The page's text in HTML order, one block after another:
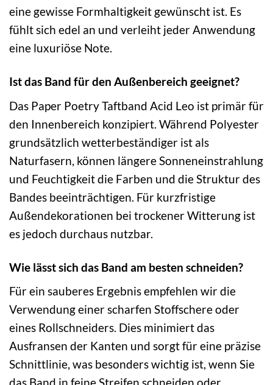
eine gewisse Formhaltigkeit gewünscht ist. Es
fühlt sich edel an und verleiht jeder Anwendung
eine luxuriöse Note.
Ist das Band für den Außenbereich geeignet?
Das Paper Poetry Taftband Acid Leo ist primär für
den Innenbereich konzipiert. Während Polyester
grundsätzlich wetterbeständiger ist als
Naturfasern, können längere Sonneneinstrahlung
und Feuchtigkeit die Farben und die Struktur des
Bandes beeinträchtigen. Für kurzfristige
Außendekorationen bei trockener Witterung ist
es jedoch durchaus nutzbar.
Wie lässt sich das Band am besten schneiden?
Für ein sauberes Ergebnis empfehlen wir die
Verwendung einer scharfen Stoffschere oder
eines Rollschneiders. Dies minimiert das
Ausfransen der Kanten und sorgt für eine präzise
Schnittlinie, was besonders wichtig ist, wenn Sie